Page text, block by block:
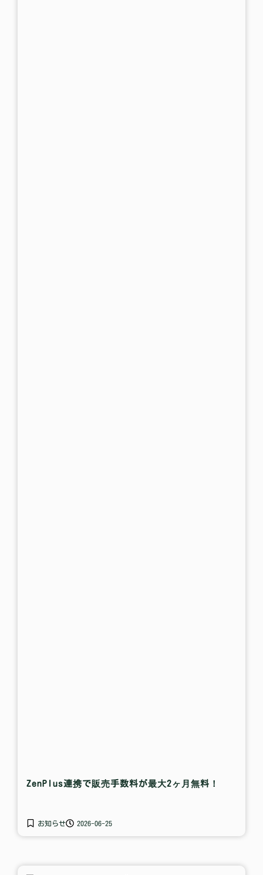
ZenPlus連携で販売手数料が最大2ヶ月無料！
お知らせ 2026-06-25